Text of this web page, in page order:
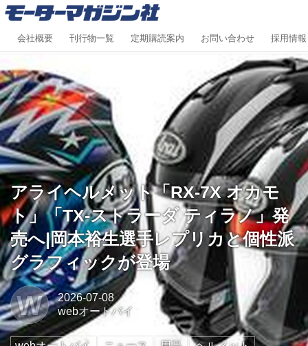
会社概要 刊行物一覧 定期購読案内 お問い合わせ 採用情報
アライヘルメット「RX-7X オカモ
ト」「TX-ストラーダ ティラノ」発
売へ|岡本裕生選手レプリカと個性派
グラフィックが登場
W
2026-07-08
webオートバイ